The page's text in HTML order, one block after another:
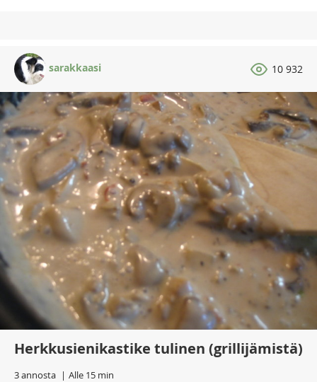
sarakkaasi 10 932
Herkkusienikastike tulinen (grillijämistä)
3 annosta Alle 15 min